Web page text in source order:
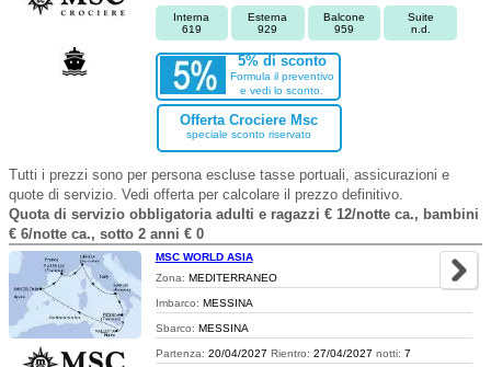
Interna
619
Esterna
929
Balcone
959
Suite
n.d.
5% di sconto
Formula il preventivo
e vedi lo sconto.
Offerta Crociere Msc
speciale sconto riservato
Tutti i prezzi sono per persona escluse tasse portuali, assicurazioni e
quote di servizio. Vedi offerta per calcolare il prezzo definitivo.
Quota di servizio obbligatoria adulti e ragazzi € 12/notte ca., bambini
€ 6/notte ca., sotto 2 anni € 0
MSC WORLD ASIA
Zona: MEDITERRANEO
Imbarco: MESSINA
Sbarco: MESSINA
Partenza: 20/04/2027 Rientro: 27/04/2027 notti: 7